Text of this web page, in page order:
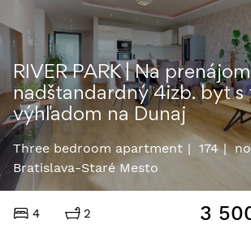
Úplne nové a elegantné 1
na prenájom Bratislava
Studio 27 novostavba
1